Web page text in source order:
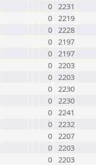
0 2231
0 2219
0 2228
0 2197
0 2197
0 2203
0 2203
0 2230
0 2230
0 2241
0 2232
0 2207
0 2203
0 2203